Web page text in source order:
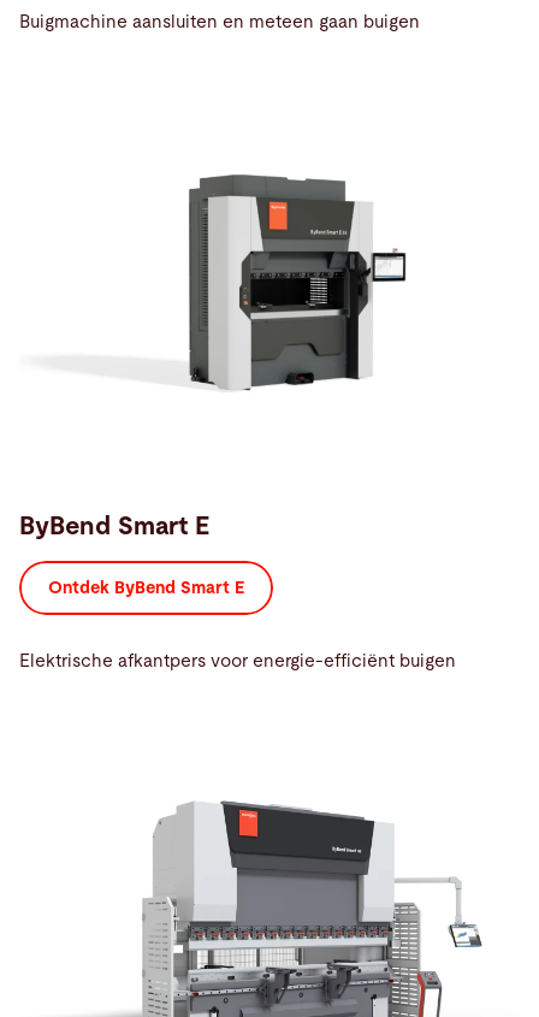
Buigmachine aansluiten en meteen gaan buigen
ByBend Smart E
Ontdek ByBend Smart E
Elektrische afkantpers voor energie-efficiënt buigen